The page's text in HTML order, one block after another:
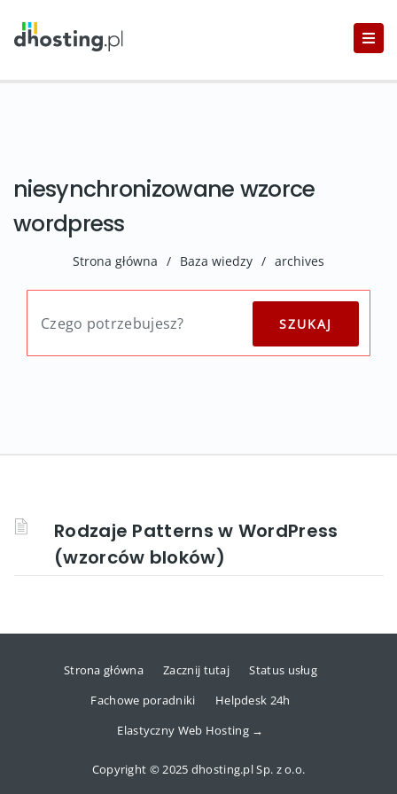
niesynchronizowane wzorce
wordpress
Strona główna / Baza wiedzy / archives
Rodzaje Patterns w WordPress
(wzorców bloków)
Strona główna Zacznij tutaj
Status usług
Fachowe poradniki
Helpdesk 24h
Elastyczny Web Hosting →
Copyright © 2025 dhosting.pl Sp. z o.o.